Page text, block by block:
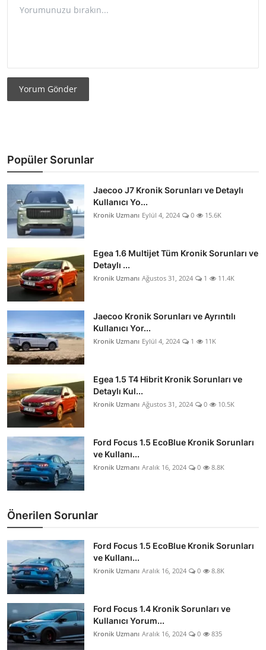
Yorum Gönder
Popüler Sorunlar
Jaecoo J7 Kronik Sorunları ve Detaylı
Kullanıcı Yo...
Kronik Uzmanı Eylül 4, 2024 0 15.6K
Egea 1.6 Multijet Tüm Kronik Sorunları ve
Detaylı ...
Kronik Uzmanı Ağustos 31, 2024 1 11.4K
Jaecoo Kronik Sorunları ve Ayrıntılı
Kullanıcı Yor...
Kronik Uzmanı Eylül 4, 2024 1 11K
Egea 1.5 T4 Hibrit Kronik Sorunları ve
Detaylı Kul...
Kronik Uzmanı Ağustos 31, 2024 0 10.5K
Ford Focus 1.5 EcoBlue Kronik Sorunları
ve Kullanı...
Kronik Uzmanı Aralık 16, 2024 0 8.8K
Önerilen Sorunlar
Ford Focus 1.5 EcoBlue Kronik Sorunları
ve Kullanı...
Kronik Uzmanı Aralık 16, 2024 0 8.8K
Ford Focus 1.4 Kronik Sorunları ve
Kullanıcı Yorum...
Kronik Uzmanı Aralık 16, 2024 0 835